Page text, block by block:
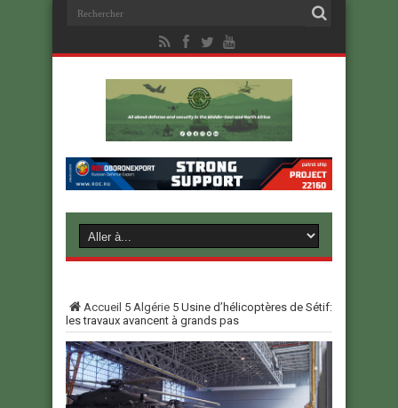
Accueil 5 Algérie 5 Usine d’hélicoptères de Sétif:
les travaux avancent à grands pas